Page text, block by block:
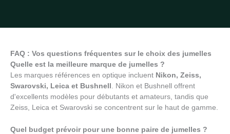
FAQ : Vos questions fréquentes sur le choix des jumelles
Quelle est la meilleure marque de jumelles ?
Les marques références en optique incluent Nikon, Zeiss,
Swarovski, Leica et Bushnell
. Nikon et Bushnell offrent
d'excellents modèles pour débutants et amateurs, tandis que
Zeiss, Leica et Swarovski se concentrent sur le haut de gamme.
Quel budget prévoir pour une bonne paire de jumelles ?